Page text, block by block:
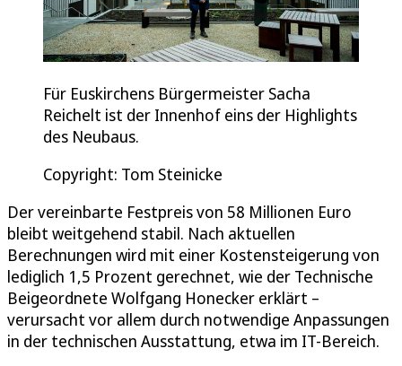
Für Euskirchens Bürgermeister Sacha
Reichelt ist der Innenhof eins der Highlights
des Neubaus.
Copyright: Tom Steinicke
Der vereinbarte Festpreis von 58 Millionen Euro
bleibt weitgehend stabil. Nach aktuellen
Berechnungen wird mit einer Kostensteigerung von
lediglich 1,5 Prozent gerechnet, wie der Technische
Beigeordnete Wolfgang Honecker erklärt –
verursacht vor allem durch notwendige Anpassungen
in der technischen Ausstattung, etwa im IT-Bereich.